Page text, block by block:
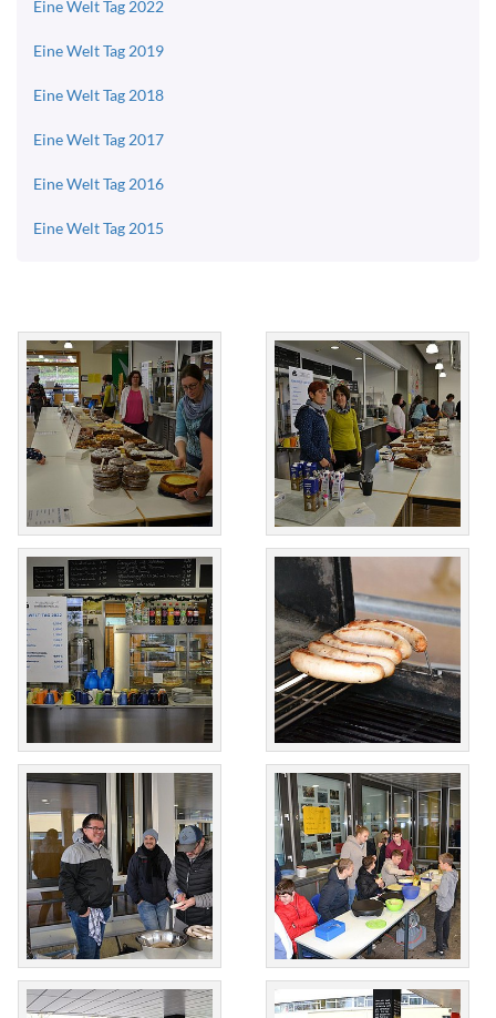
Eine Welt Tag 2022
Eine Welt Tag 2019
Eine Welt Tag 2018
Eine Welt Tag 2017
Eine Welt Tag 2016
Eine Welt Tag 2015